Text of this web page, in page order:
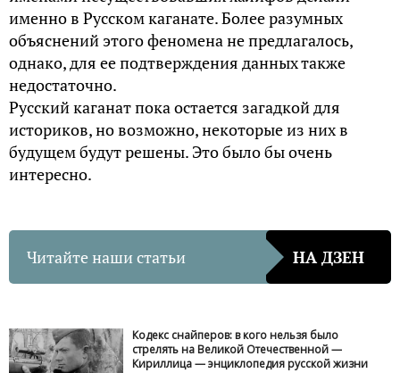
именно в Русском каганате. Более разумных
объяснений этого феномена не предлагалось,
однако, для ее подтверждения данных также
недостаточно.
Русский каганат пока остается загадкой для
историков, но возможно, некоторые из них в
будущем будут решены. Это было бы очень
интересно.
Читайте наши статьи НА ДЗЕН
Кодекс снайперов: в кого нельзя было
стрелять на Великой Отечественной —
Кириллица — энциклопедия русской жизни